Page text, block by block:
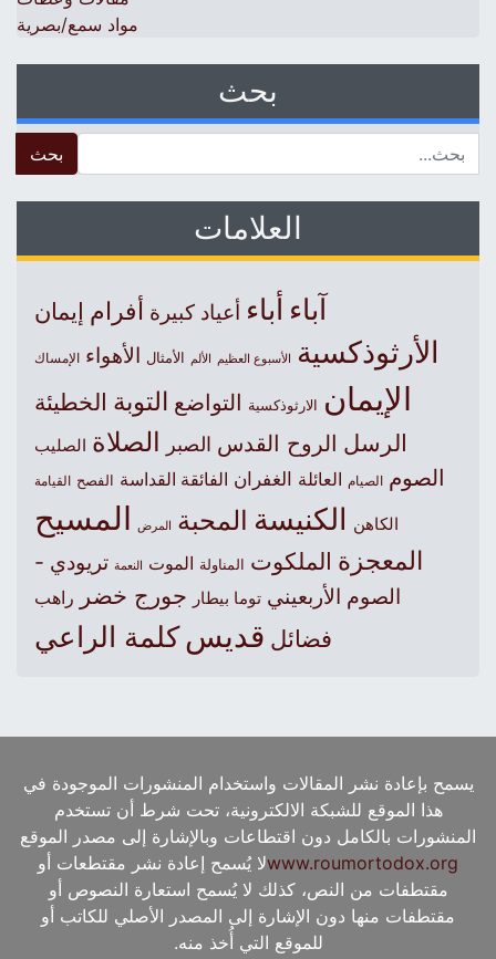
مواد سمع/بصرية
بحث
العلامات
آباءأباء أعياد كبيرة أفرام إيمان
الأرثوذكسية الأسبوع العظيم الألم الأمثال الأهواء الإمساك
الإيمان الارثوذكسية التواضع التوبة الخطيئة
الرسل الروح القدس الصبر الصلاة الصليب
الصوم الصيام العائلة الغفران الفائقة القداسة الفصح القيامة
الكاهن الكنيسةالمحبة المرض المسيح
المعجزة الملكوت المناولة الموت النعمة تريودي -
الصوم الأربعيني توما بيطار جورج خضر راهب
فضائل قديس كلمة الراعي
يسمح بإعادة نشر المقالات واستخدام المنشورات الموجودة في
هذا الموقع للشبكة الالكترونية، تحت شرط أن تستخدم
المنشورات بالكامل دون اقتطاعات وبالإشارة إلى مصدر الموقع
www.roumortodox.orgلا يُسمح إعادة نشر مقتطعات أو
مقتطفات من النص، كذلك لا يُسمح استعارة النصوص أو
مقتطفات منها دون الإشارة إلى المصدر الأصلي للكاتب أو
للموقع التي أُخذ منه.